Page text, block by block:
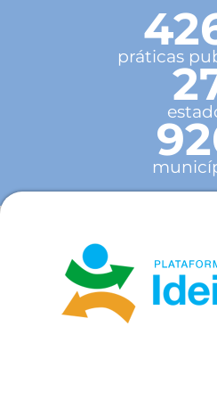
práticas